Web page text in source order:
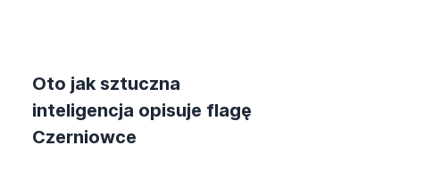
Oto jak sztuczna
inteligencja opisuje flagę
Czerniowce